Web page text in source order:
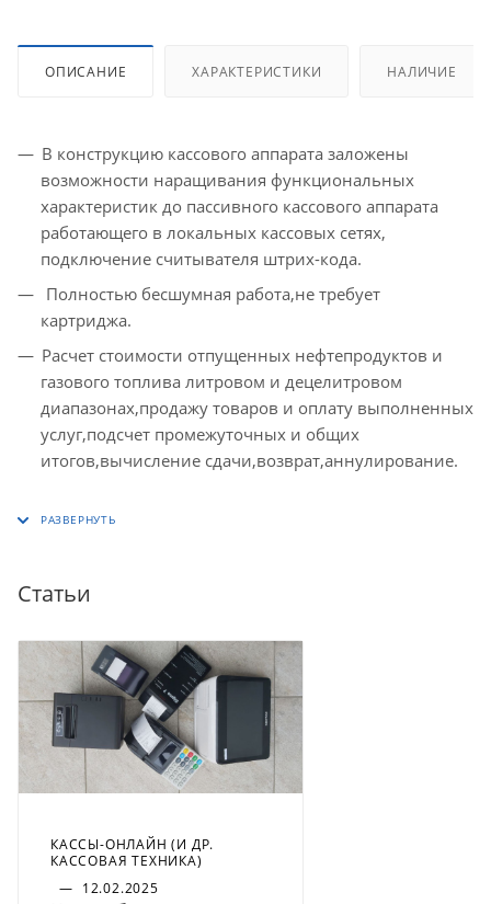
ОПИСАНИЕ ХАРАКТЕРИСТИКИ НАЛИЧИЕ
В конструкцию кассового аппарата заложены
возможности наращивания функциональных
характеристик до пассивного кассового аппарата
работающего в локальных кассовых сетях,
подключение считывателя штрих-кода.
Полностью бесшумная работа,не требует
картриджа.
Расчет стоимости отпущенных нефтепродуктов и
газового топлива литровом и децелитровом
диапазонах,продажу товаров и оплату выполненных
услуг,подсчет промежуточных и общих
итогов,вычисление сдачи,возврат,аннулирование.
Статьи
КАССЫ-ОНЛАЙН (И ДР.
КАССОВАЯ ТЕХНИКА)
— 12.02.2025